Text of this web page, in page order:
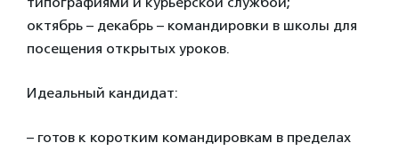
октябрь – декабрь – командировки в школы для
посещения открытых уроков.
Идеальный кандидат:
– готов к коротким командировкам в пределах